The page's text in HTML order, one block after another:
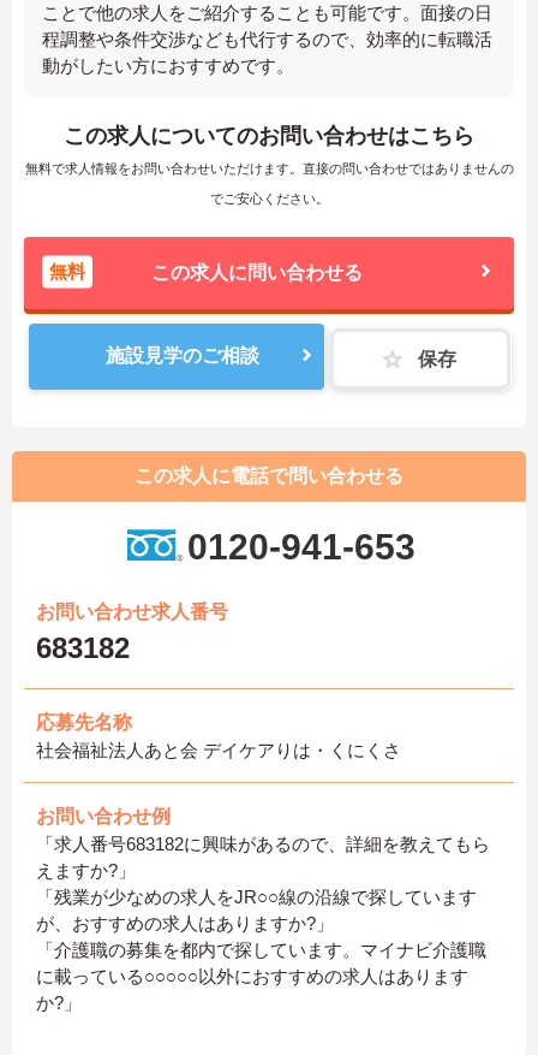
ことで他の求人をご紹介することも可能です。面接の日
程調整や条件交渉なども代行するので、効率的に転職活
動がしたい方におすすめです。
この求人についてのお問い合わせはこちら
無料で求人情報をお問い合わせいただけます。直接の問い合わせではありませんの
でご安心ください。
無料 この求人に問い合わせる
施設見学のご相談 保存
この求人に電話で問い合わせる
0120-941-653
お問い合わせ求人番号
683182
応募先名称
社会福祉法人あと会 デイケアりは・くにくさ
お問い合わせ例
「求人番号683182に興味があるので、詳細を教えてもら
えますか?」
「残業が少なめの求人をJR○○線の沿線で探しています
が、おすすめの求人はありますか?」
「介護職の募集を都内で探しています。マイナビ介護職
に載っている○○○○○以外におすすめの求人はあります
か?」